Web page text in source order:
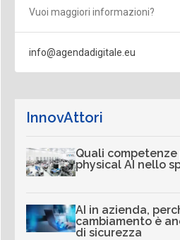
Vuoi maggiori informazioni?
info@agendadigitale.eu
InnovAttori
Quali
physical AI nello
AI in azienda,
cambiamento è
di sicurezza